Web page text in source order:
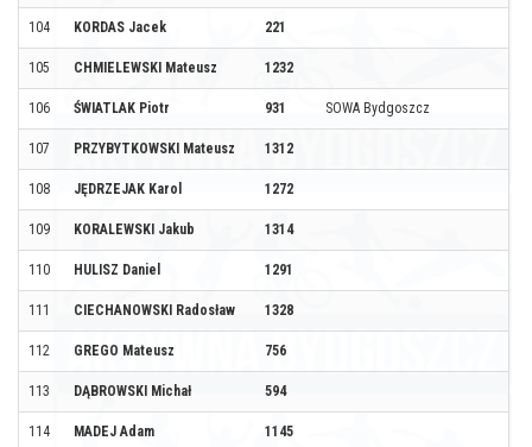
104 KORDAS Jacek 221
105 CHMIELEWSKI Mateusz 1232
106 ŚWIATLAK Piotr 931 SOWA Bydgoszcz
107 PRZYBYTKOWSKI Mateusz 1312
108 JĘDRZEJAK Karol 1272
109 KORALEWSKI Jakub 1314
110 HULISZ Daniel 1291
111 CIECHANOWSKI Radosław 1328
112 GREGO Mateusz 756
113 DĄBROWSKI Michał 594
114 MADEJ Adam 1145